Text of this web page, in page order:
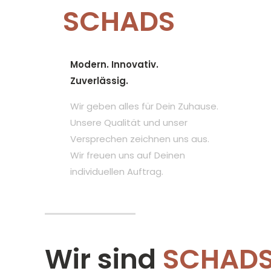
SCHADS
Modern. Innovativ.
Zuverlässig.
Wir geben alles für Dein Zuhause.
Unsere Qualität und unser
Versprechen zeichnen uns aus.
Wir freuen uns auf Deinen
individuellen Auftrag.
Wir sind